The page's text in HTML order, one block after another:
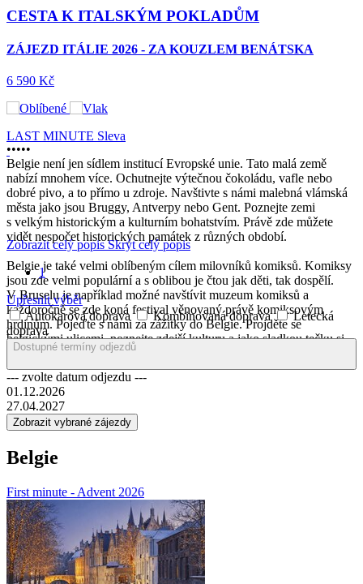
- ZA KOUZLEM BENÁTSKA
LETECKY
MĚSTO
TOMÁŠEM
JEŘÁBKEM – ŘÍM
LETECKY 2026
20 690 Kč
LAST MINUTE
Sleva
•••••
Belgie není jen sídlem institucí Evropské unie. Tato malá země
nabízí mnohem více. Ochutnejte výtečnou čokoládu, vafle nebo
dobré pivo, a to přímo u zdroje. Navštivte s námi malebná vlámská
města jako jsou Bruggy, Antverpy nebo Gent. Poznejte zemi
s velkým historickým a kulturním bohatstvím. Právě zde můžete
vidět nespočet historických památek z různých období.
Belgie je také velmi oblíbeným cílem milovníků komiksů. Komiksy
jsou zde velmi populární a s oblibou je čtou jak děti, tak dospělí.
V Bruselu je například možné navštívit muzeum komiksů a
každoročně se zde koná festival věnovaný právě komiksovým
hrdinům. Pojeďte s námi za zážitky do Belgie. Projděte se
belgickými ulicemi, poznejte zdejší kulturu a jako sladkou tečku si
dopřejte světově proslulé belgické pralinky!
Zobrazit celý popis Skrýt celý popis
1
Upřesnit výběr
Autokarová doprava
Kombinovaná doprava
Letecká
doprava
--- zvolte datum odjezdu ---
01.12.2026
27.04.2027
Belgie
First minute - Advent 2026